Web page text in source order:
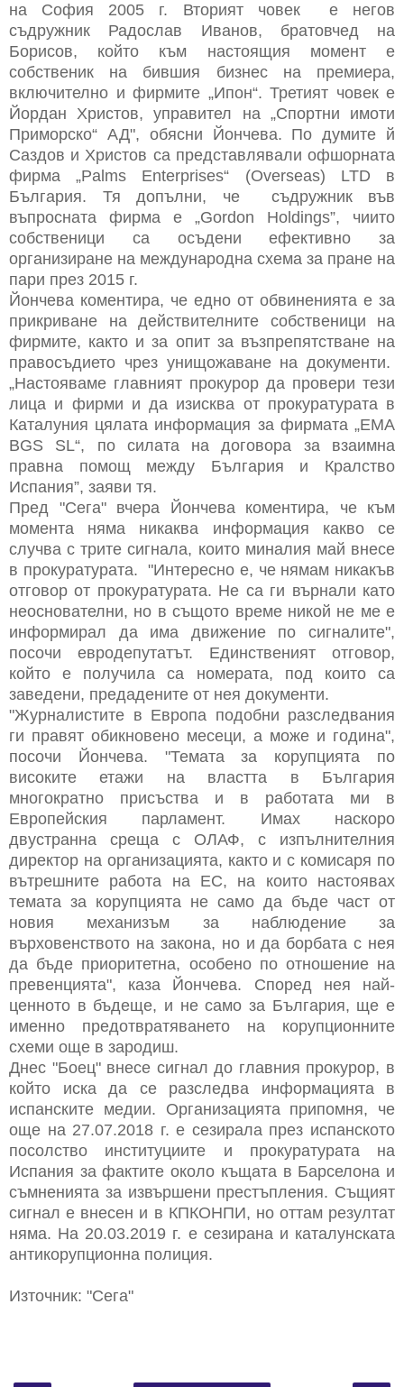
на София 2005 г. Вторият човек е негов
съдружник Радослав Иванов, братовчед на
Борисов, който към настоящия момент е
собственик на бившия бизнес на премиера,
включително и фирмите „Ипон“. Третият човек е
Йордан Христов, управител на „Спортни имоти
Приморско“ АД", обясни Йончева. По думите й
Саздов и Христов са представлявали офшорната
фирма „Palms Enterprises“ (Overseas) LTD в
България. Тя допълни, че съдружник във
въпросната фирма е „Gordon Holdings”, чиито
собственици са осъдени ефективно за
организиране на международна схема за пране на
пари през 2015 г.
Йончева коментира, че едно от обвиненията е за
прикриване на действителните собственици на
фирмите, както и за опит за възпрепятстване на
правосъдието чрез унищожаване на документи.
„Настояваме главният прокурор да провери тези
лица и фирми и да изисква от прокуратурата в
Каталуния цялата информация за фирмата „EMA
BGS SL“, по силата на договора за взаимна
правна помощ между България и Кралство
Испания”, заяви тя.
Пред "Сега" вчера Йончева коментира, че към
момента няма никаква информация какво се
случва с трите сигнала, които миналия май внесе
в прокуратурата. "Интересно е, че нямам никакъв
отговор от прокуратурата. Не са ги върнали като
неоснователни, но в същото време никой не ме е
информирал да има движение по сигналите",
посочи евродепутатът. Единственият отговор,
който е получила са номерата, под които са
заведени, предадените от нея документи.
"Журналистите в Европа подобни разследвания
ги правят обикновено месеци, а може и година",
посочи Йончева. "Темата за корупцията по
високите етажи на властта в България
многократно присъства и в работата ми в
Европейския парламент. Имах наскоро
двустранна среща с ОЛАФ, с изпълнителния
директор на организацията, както и с комисаря по
вътрешните работа на ЕС, на които настоявах
темата за корупцията не само да бъде част от
новия механизъм за наблюдение за
върховенството на закона, но и да борбата с нея
да бъде приоритетна, особено по отношение на
превенцията", каза Йончева. Според нея най-
ценното в бъдеще, и не само за България, ще е
именно предотвратяването на корупционните
схеми още в зародиш.
Днес "Боец" внесе сигнал до главния прокурор, в
който иска да се разследва информацията в
испанските медии. Организацията припомня, че
още на 27.07.2018 г. е сезирала през испанското
посолство институциите и прокуратурата на
Испания за фактите около къщата в Барселона и
съмненията за извършени престъпления. Същият
сигнал е внесен и в КПКОНПИ, но оттам резултат
няма. На 20.03.2019 г. е сезирана и каталунската
антикорупционна полиция.
Източник: "Сега"